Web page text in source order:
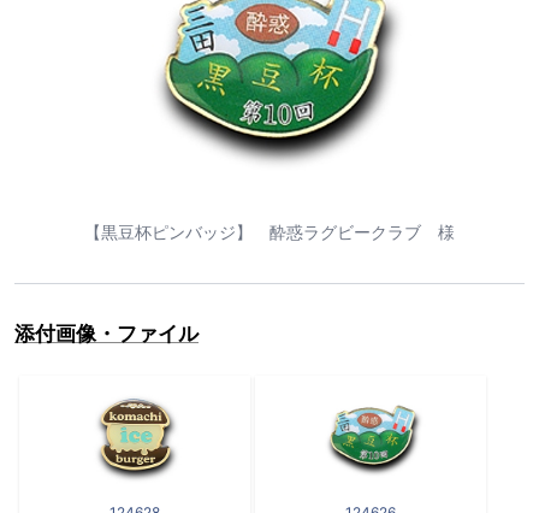
【黒豆杯ピンバッジ】 酔惑ラグビークラブ 様
添付画像・ファイル